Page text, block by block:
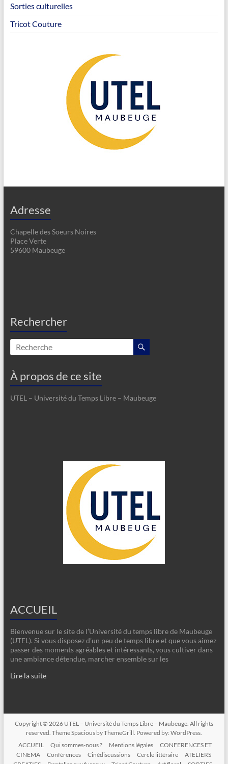
Sorties culturelles
Tricot Couture
Adresse
Chapelle des Soeurs Noires
Place Verte
59600 Maubeuge
Rechercher
À propos de ce site
UTEL – Université du Temps Libre – Maubeuge
ACCUEIL
Bienvenue sur le site de l’Université du temps libre de Maubeuge
(UTEL). Si vous disposez d’un peu de temps libre et que vous aimez
passer des moments agréables et intéressants, vous cultiver dans
une ambiance détendue, marcher ensemble sur les
Lire la suite
Copyright © 2026 UTEL – Université du Temps Libre – Maubeuge. All rights
reserved. ThemeSpaciousby ThemeGrill. Powered by: WordPress.
ACCUEIL
Qui sommes-nous ? Mentions légales
CONFERENCES ET
CINEMA
Conférences Cinédiscussions Cercle littéraire
ATELIERS